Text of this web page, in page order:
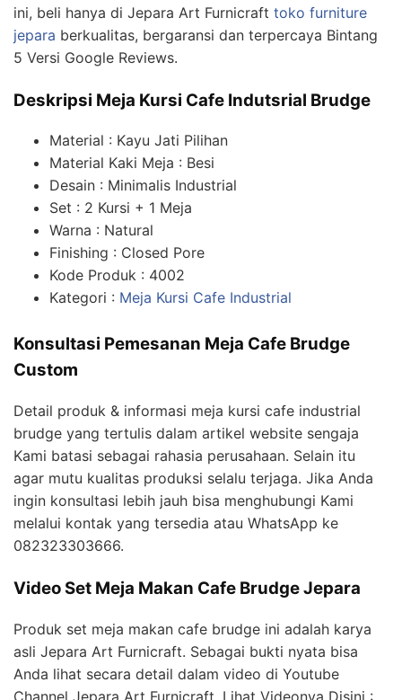
ini, beli hanya di Jepara Art Furnicraft toko furniture
jepara berkualitas, bergaransi dan terpercaya Bintang
5 Versi Google Reviews.
Deskripsi Meja Kursi Cafe Indutsrial Brudge
Material : Kayu Jati Pilihan
Material Kaki Meja : Besi
Desain : Minimalis Industrial
Set : 2 Kursi + 1 Meja
Warna : Natural
Finishing : Closed Pore
Kode Produk : 4002
Kategori : Meja Kursi Cafe Industrial
Konsultasi Pemesanan Meja Cafe Brudge
Custom
Detail produk & informasi meja kursi cafe industrial
brudge yang tertulis dalam artikel website sengaja
Kami batasi sebagai rahasia perusahaan. Selain itu
agar mutu kualitas produksi selalu terjaga. Jika Anda
ingin konsultasi lebih jauh bisa menghubungi Kami
melalui kontak yang tersedia atau WhatsApp ke
082323303666.
Video Set Meja Makan Cafe Brudge Jepara
Produk set meja makan cafe brudge ini adalah karya
asli Jepara Art Furnicraft. Sebagai bukti nyata bisa
Anda lihat secara detail dalam video di Youtube
Channel Jepara Art Furnicraft. Lihat Videonya Disini :